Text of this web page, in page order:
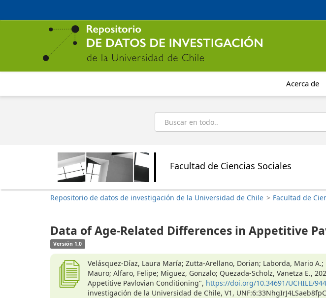
contenido
Acerca de
Buscar
Facultad de Ciencias Sociales
Repositorio de datos de investigación de la Universidad de Chile > Facultad de
Data of Age-Related Differences in Appetitive
Versión 1.0
Velásquez-Díaz, Laura María; Zutta-Arellano, Dorian; Laborda, Mario
Mauro; Alfaro, Felipe; Miguez, Gonzalo; Quezada-Scholz, Vanetza E.,
Appetitive Pavlovian Conditioning", https://doi.org/10.34691/UCHILE/
investigación de la Universidad de Chile, V1,